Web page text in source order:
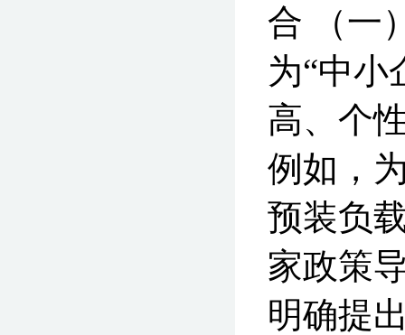
合 （一
为“中小
高、个
例如，
预装负
家政策
明确提